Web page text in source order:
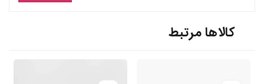
کالاها مرتبط